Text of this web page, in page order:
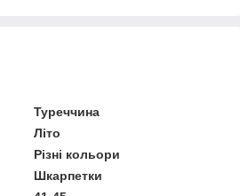
Туреччина
Літо
Різні кольори
Шкарпетки